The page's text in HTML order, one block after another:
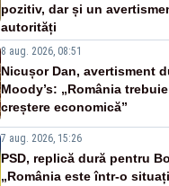
pozitiv, dar și un
autorități
8 aug. 2026, 08:51
Nicușor Dan, avertisment
Moody’s: „România
creștere economică”
7 aug. 2026, 15:26
PSD, replică dură pentru
„România este într-o